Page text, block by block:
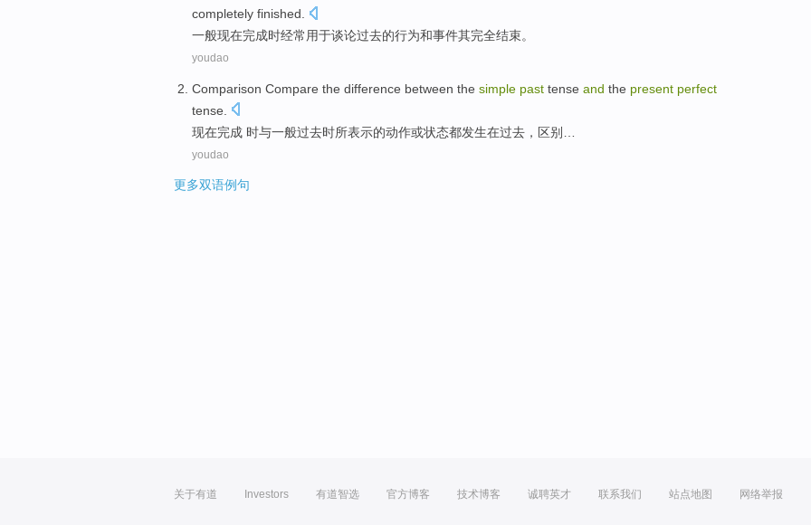
completely finished
一般现在完成时经常 用于谈论过去的行为和事件其完全结束。
youdao
Comparison Compare the difference between the simple past tense and the present perfect
tense.
现在完成 时与一般过去时所表示的动作或状态都发生在过去， 区别
youdao
更多双语例句
关于有道 Investors 有道智选 官方博客 技术博客 诚聘英才 联系我们 站点地图 网络举报